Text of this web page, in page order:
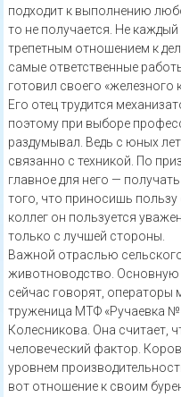
подходит к выполнению
то не получается. Не
трепетным отношением к
самые ответственные
готовил своего «железного
Его отец трудится
поэтому при выборе
раздумывал. Ведь с юных
связанно с техникой. По
главное для него —
того, что приносишь
коллег он пользуется
только с лучшей стороны.
Важной отраслью
животноводство. Основную
сейчас говорят, операторы
труженица МТФ «Ручаевка
Колесникова. Она считает,
человеческий фактор.
уровнем
вот отношение к своим